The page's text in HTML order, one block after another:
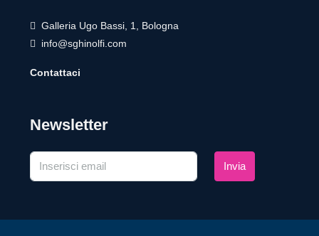
Galleria Ugo Bassi, 1, Bologna
info@sghinolfi.com
Contattaci
Newsletter
Invia